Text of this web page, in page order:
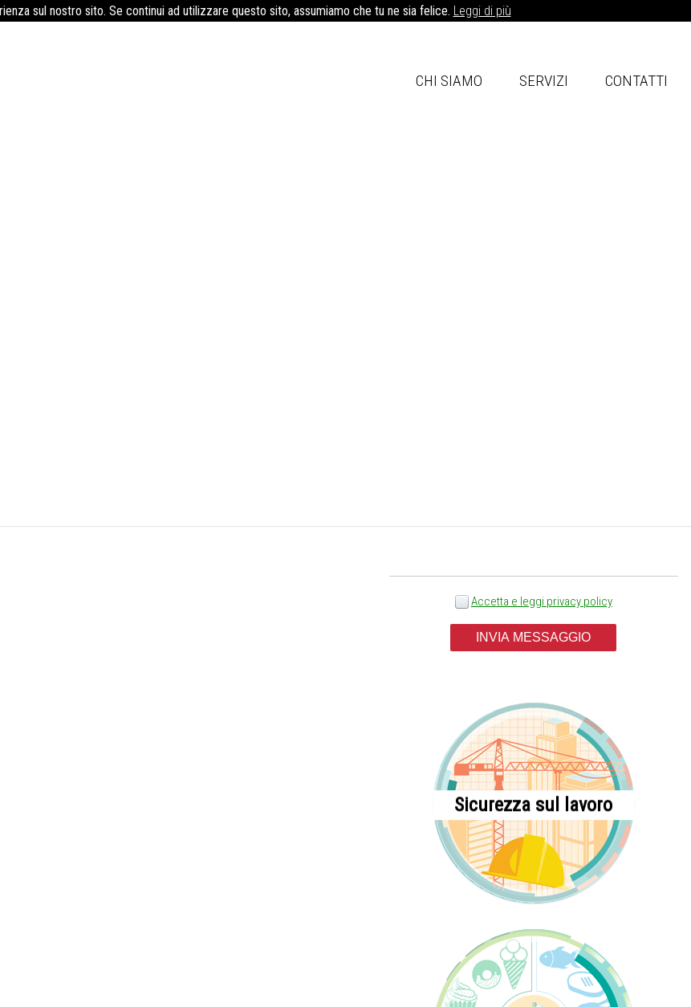
sul nostro sito. Se continui ad utilizzare questo sito, assumiamo che tu ne sia felice. Leggi di più
CHI SIAMO SERVIZI CONTATTI
Accetta e leggi privacy policy
INVIA MESSAGGIO
Sicurezza sul lavoro